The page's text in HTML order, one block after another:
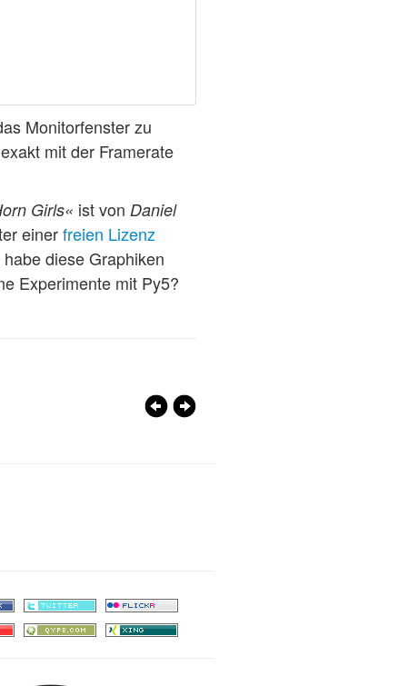
Monitorfenster zu
mit der Framerate
Girls« ist von Daniel
einerfreien Lizenz
diese Graphiken
Experimente mit Py5?